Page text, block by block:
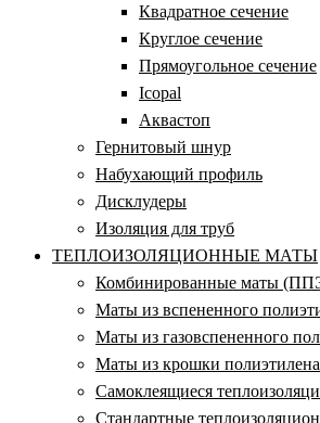
Квадратное сечение
Круглое сечение
Прямоугольное сечение
Icopal
Аквастоп
Гернитовый шнур
Набухающий профиль
Дисклудеры
Изоляция для труб
ТЕПЛОИЗОЛЯЦИОННЫЕ МАТЫ
Комбинированные маты
Маты из вспененного
Маты из газовспененного
Маты из крошки полиэтилена
Самоклеящиеся
Стандартные